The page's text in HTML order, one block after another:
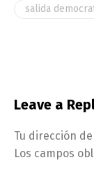
salida
Leave a
Tu dirección
Los campos